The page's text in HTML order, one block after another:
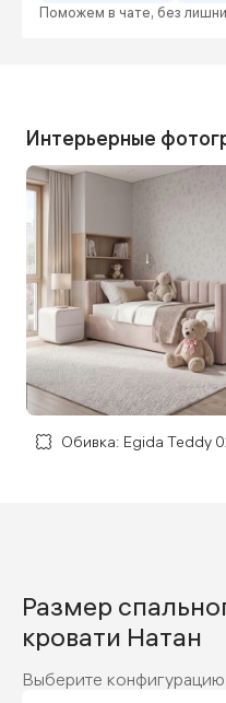
Поможем в чате, без
Интерьерные
Обивка: Egida Teddy
Размер
кровати Натан
Выберите